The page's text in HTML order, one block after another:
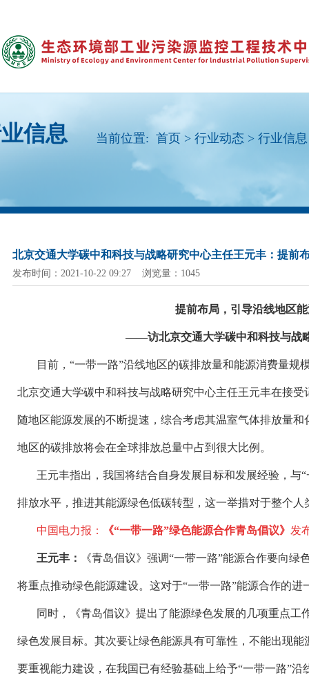
信息 当前位置: 首页 > 行业动态 > 行业信息
北京交通大学碳中和科技与战略研究中心主任王元丰：提前
发布时间：2021-10-22 09:27 浏览量：1045
提前布局，引导沿线地区
——访北京交通大学碳中和科技与战
目前， “一带一路”沿线地区的碳排放量和能源消费量规
北京交通大学碳中和科技与战略研究中心主任王元丰在接
随地区能源发展的不断提速，综合考虑其温室气体排放量
地区的碳排放将会在全球排放总量中占到很大比例。
王元丰指出，我国将结合自身发展目标和发展经验，与
排放水平，推进其能源绿色低碳转型，这一举措对于整个
中国电力报： 《“一带一路”绿色能源合作青岛倡议》 发
王元丰： 《青岛倡议》强调“一带一路”能源合作要向绿
将重点推动绿色能源建设。这对于“一带一路”能源合作的进
同时，《青岛倡议》提出了能源绿色发展的几项重点工
绿色发展目标。其次要让绿色能源具有可靠性，不能出现能
要重视能力建设，在我国已有经验基础上给予“一带一路”